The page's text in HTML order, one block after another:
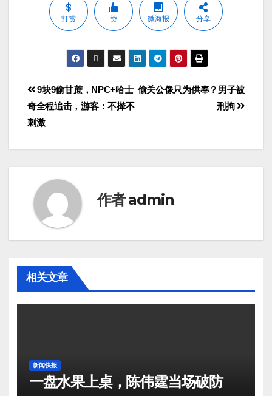
打赏 赞 微海报 分享
偷关公像只为供奉？男子被
刑拘
9块9偷甘蔗，NPC+哈士
奇全程追击，游客：不撵不
刺激
作者admin
相关文章
新闻快报
一盘水果上桌，陈伟霆当场破防